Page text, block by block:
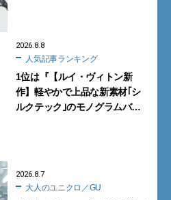
2026.8.8
人気記事ランキング
1位は『【ルイ・ヴィトン新
作】軽やかで上品な新素材｢シ
ルクテック｣のモノグラムバッ
2026.8.7
大人のユニクロ／GU